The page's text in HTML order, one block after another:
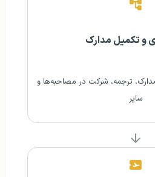
و تکمیل مدارک
ترجمه، شرکت در مصاحبه‌ها و
سایر